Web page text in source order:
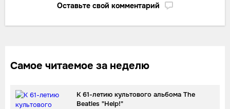
Оставьте свой комментарий
Самое читаемое за неделю
К 61-летию культового альбома The
Beatles "Help!"